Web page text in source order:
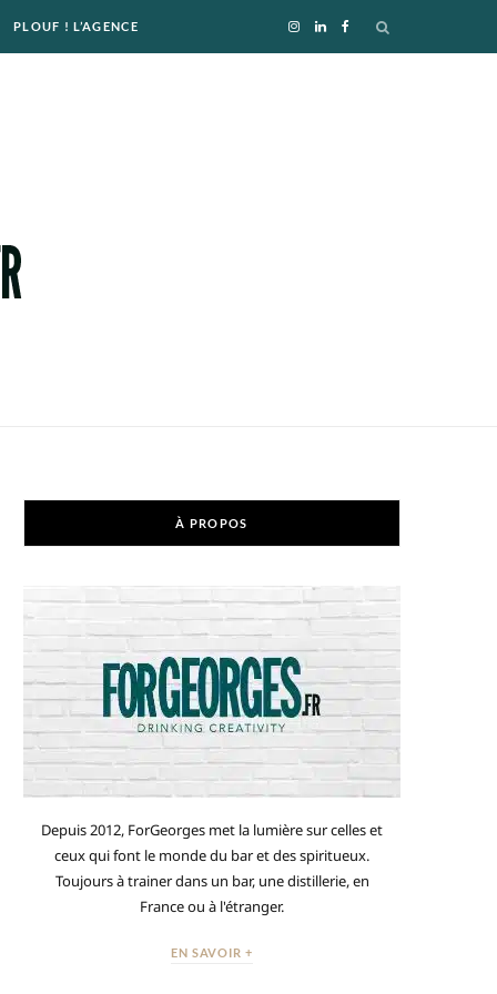
I L
PLOUF ! L’AGENCE
À PROPOS
Depuis 2012, ForGeorges met la lumière sur celles et
ceux qui font le monde du bar et des spiritueux.
Toujours à trainer dans un bar, une distillerie, en
France ou à l'étranger.
EN SAVOIR +